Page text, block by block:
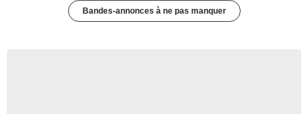
Bandes-annonces à ne pas manquer